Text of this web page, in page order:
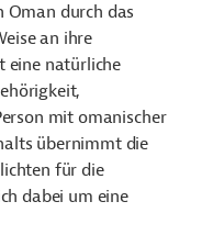
Oman durch das
an ihre
eine natürliche
mit omanischer
übernimmt die
für die
dabei um eine